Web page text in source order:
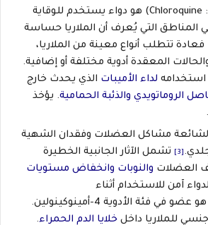
:
Chloroquine) هو دواء يستخدم للوقاية
المناطق التي يُعرف أن الملاريا حساسة
تتطلب أنواع معينة من الملاريا،
المعقدة أدوية مختلفة أو إضافية.
لداء الأميبات الذي يحدث خارج
الروماتويدي والذئبة الحمامية. يؤخذ
الشائعة مشاكل العضلات وفقدان الشهية
[3]
تشمل الآثار الجانبية الخطيرة
العضلات والنوبات وانخفاض مستويات
آمن للاستخدام أثناء
الكلوروكين هو عضو في فئة الأدوية 4-أمينوكينولين.
للملاريا داخل خلايا الدم الحمراء.